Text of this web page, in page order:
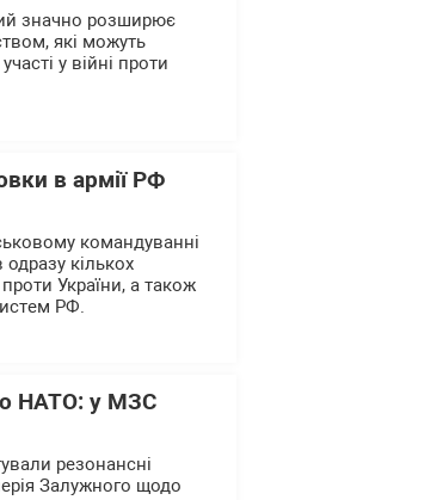
значно розширює
які можуть
у війні проти
в армії РФ
командуванні
одразу кількох
проти України, а також
РФ.
НАТО: у МЗС
резонансні
Залужного щодо